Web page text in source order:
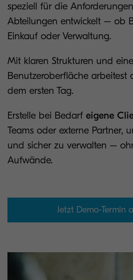
speziell für die
Abteilungen entwickelt – ob
Einkauf oder Verwaltung.
Mit klaren Strukturen und
Benutzeroberfläche arbeitest
dem ersten Tag.
Erstelle bei Bedarf eigene
Teams oder externe Partner,
und sicher zu verwalten –
Aufwände.
Jetzt Demo-Termin